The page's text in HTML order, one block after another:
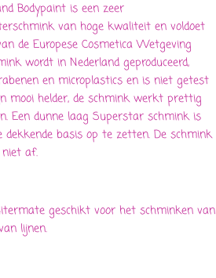
Bodypaint is een zeer
van hoge kwaliteit en voldoet
de Europese Cosmetica Wetgeving
wordt in Nederland geproduceerd,
en microplastics en is niet getest
mooi helder, de schmink werkt prettig
Een dunne laag Superstar schmink is
dekkende basis op te zetten. De schmink
af.
geschikt voor het schminken van
lijnen.